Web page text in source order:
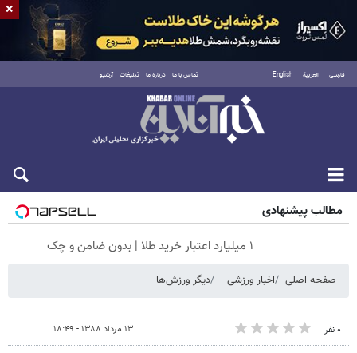
فارسی العربية English تماس با ما درباره ما تبلیغات آرشیو
جمعه ۱۶ مرداد ۱۴۰۵
مطالب پیشنهادی
۱ میلیارد اعتبار خرید طلا | بدون ضامن و چک
صفحه اصلی اخبار ورزشی دیگر ورزش‌ها
۰ نفر ۱۳ مرداد ۱۳۸۸ - ۱۸:۴۹
×